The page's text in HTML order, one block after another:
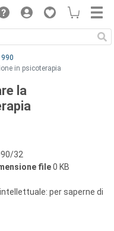
in psicoterapia
la
32
file0 KB
intellettuale: per saperne di